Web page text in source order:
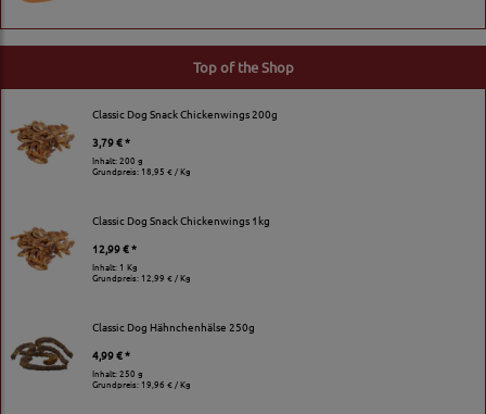
Top of the Shop
Classic Dog Snack Chickenwings 200g
3,79 € *
Inhalt: 200 g
Grundpreis: 18,95 € / Kg
Classic Dog Snack Chickenwings 1kg
12,99 € *
Inhalt: 1 Kg
Grundpreis: 12,99 € / Kg
Classic Dog Hähnchenhälse 250g
4,99 € *
Inhalt: 250 g
Grundpreis: 19,96 € / Kg